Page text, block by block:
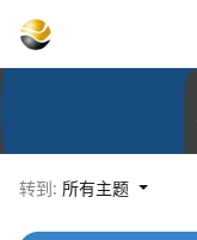
转到: 所有主题